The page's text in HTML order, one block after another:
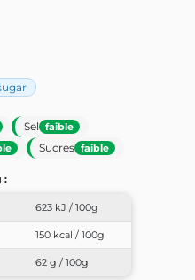
Sel faible
Sucres faible
:
623 kJ / 100g
150 kcal / 100g
62 g / 100g